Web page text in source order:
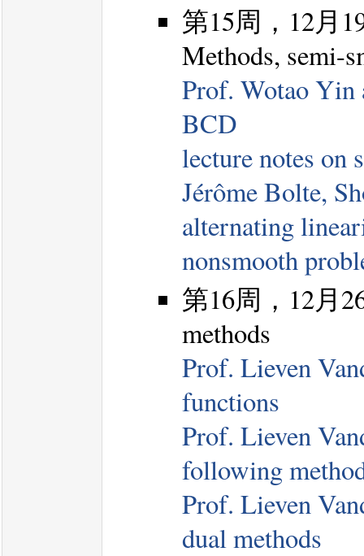
第15周，12月
Methods, semi-
Prof. Wotao Yin
BCD
lecture notes on
Jérôme Bolte,
alternating
nonsmooth
第16周，12月
methods
Prof. Lieven
functions
Prof. Lieven
following
Prof. Lieven
dual methods